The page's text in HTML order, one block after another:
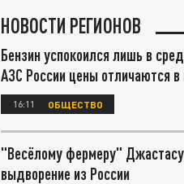
НОВОСТИ РЕГИОНОВ
Бензин успокоился лишь в
АЗС России цены отличаются в
16:11 ОБЩЕСТВО
"Весёлому фермеру" Джастасу
выдворение из России